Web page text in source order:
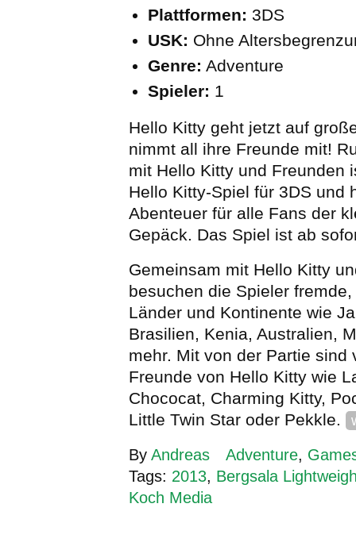
Plattformen: 3DS
USK: Ohne
Genre: Adventure
Spieler: 1
Hello Kitty geht jetzt auf
nimmt all ihre Freunde mit!
mit Hello Kitty und Freunden
Hello Kitty-Spiel für 3DS und
Abenteuer für alle Fans der
Gepäck. Das Spiel ist ab
Gemeinsam mit Hello Kitty
besuchen die Spieler
Länder und Kontinente wie
Brasilien, Kenia, Australien,
mehr. Mit von der Partie sind
Freunde von Hello Kitty wie
Chococat, Charming Kitty,
Little Twin Star oder Pekkle.
By Andreas Adventure,
Tags: 2013, Bergsala
Koch Media